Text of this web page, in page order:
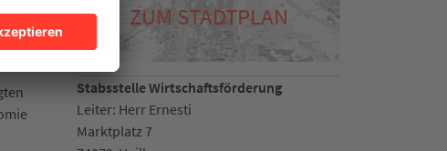
und
ZUM STADTPLAN
Stabsstelle Wirtschaftsförderung
Leiter: Herr Ernesti
Marktplatz 7